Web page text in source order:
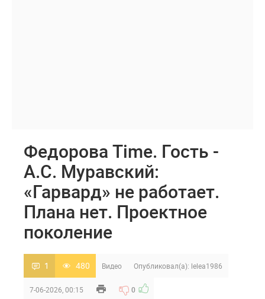
Федорова Time. Гость -
А.С. Муравский:
«Гарвард» не работает.
Плана нет. Проектное
поколение
1 480 Видео Опубликовал(а): lelea1986
7-06-2026, 00:15 0